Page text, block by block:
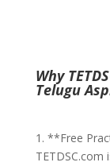
Why
Telugu
1. **Free